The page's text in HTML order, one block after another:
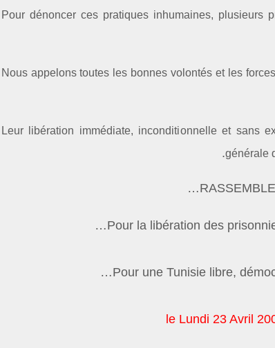
Pour dénoncer ces pratiques inhumaines, plusieurs
Nous appelons toutes les bonnes volontés et les
– Leur libération immédiate, inconditionnelle et sans
générale
.
Pour la libération des
Pour une Tunisie libre,
le Lundi 23 Avril